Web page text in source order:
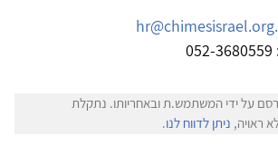
על ידי המשתמש.ת ובאחריותו. נתקלת
ראויה, ניתן לדווח לנו.